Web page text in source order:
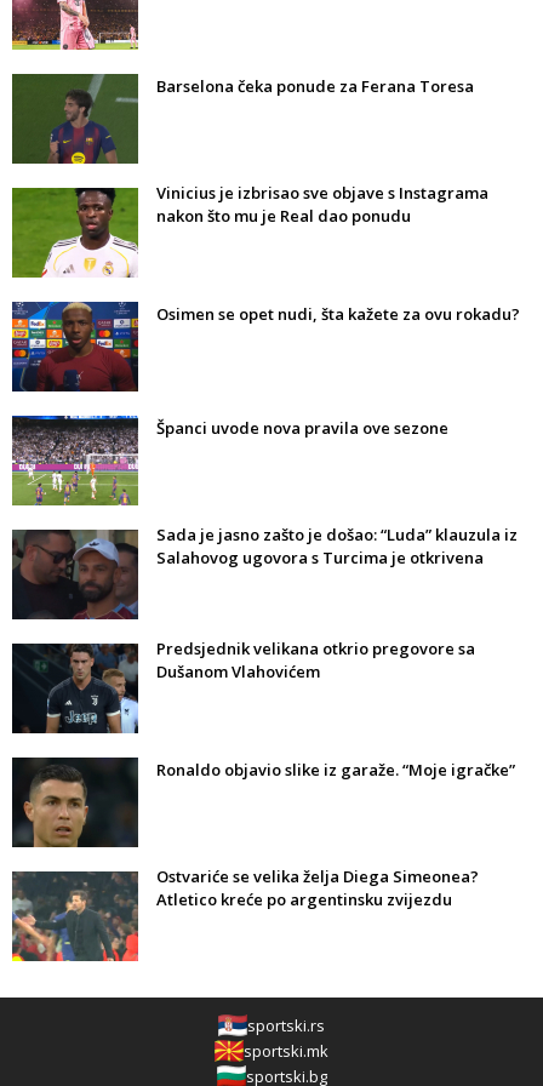
Barselona čeka ponude za Ferana Toresa
Vinicius je izbrisao sve objave s Instagrama
nakon što mu je Real dao ponudu
Osimen se opet nudi, šta kažete za ovu rokadu?
Španci uvode nova pravila ove sezone
Sada je jasno zašto je došao: “Luda” klauzula iz
Salahovog ugovora s Turcima je otkrivena
Predsjednik velikana otkrio pregovore sa
Dušanom Vlahovićem
Ronaldo objavio slike iz garaže. “Moje igračke”
Ostvariće se velika želja Diega Simeonea?
Atletico kreće po argentinsku zvijezdu
sportski.rs
sportski.mk
sportski.bg